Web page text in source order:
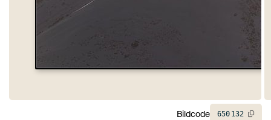
Bildcode 650 132